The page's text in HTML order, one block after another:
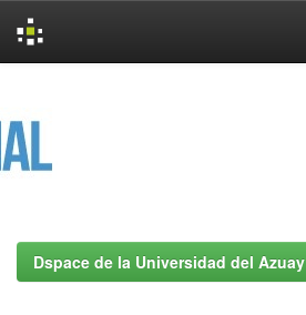
Dspace de la Universidad del Azuay